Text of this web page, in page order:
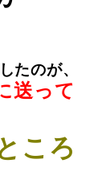
たのが、
送って
ころ